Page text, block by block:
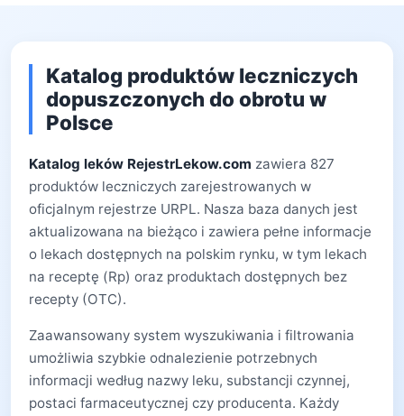
Katalog produktów leczniczych
dopuszczonych do obrotu w
Polsce
Katalog leków RejestrLekow.com zawiera 827
produktów leczniczych zarejestrowanych w
oficjalnym rejestrze URPL. Nasza baza danych jest
aktualizowana na bieżąco i zawiera pełne informacje
o lekach dostępnych na polskim rynku, w tym lekach
na receptę (Rp) oraz produktach dostępnych bez
recepty (OTC).
Zaawansowany system wyszukiwania i filtrowania
umożliwia szybkie odnalezienie potrzebnych
informacji według nazwy leku, substancji czynnej,
postaci farmaceutycznej czy producenta. Każdy